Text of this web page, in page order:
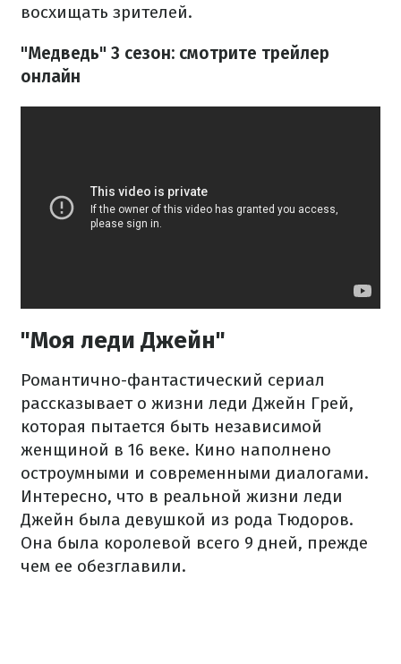
восхищать зрителей.
"Медведь" 3 сезон: смотрите трейлер
онлайн
"Моя леди Джейн"
Романтично-фантастический сериал
рассказывает о жизни леди Джейн Грей,
которая пытается быть независимой
женщиной в 16 веке. Кино наполнено
остроумными и современными диалогами.
Интересно, что в реальной жизни леди
Джейн была девушкой из рода Тюдоров.
Она была королевой всего 9 дней, прежде
чем ее обезглавили.